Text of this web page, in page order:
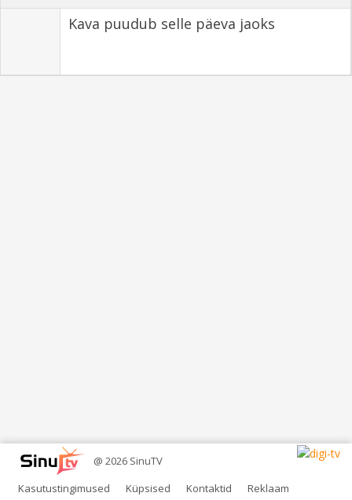
Kava puudub selle päeva jaoks
@ 2026 SinuTV
Kasutustingimused
Küpsised Kontaktid Reklaam